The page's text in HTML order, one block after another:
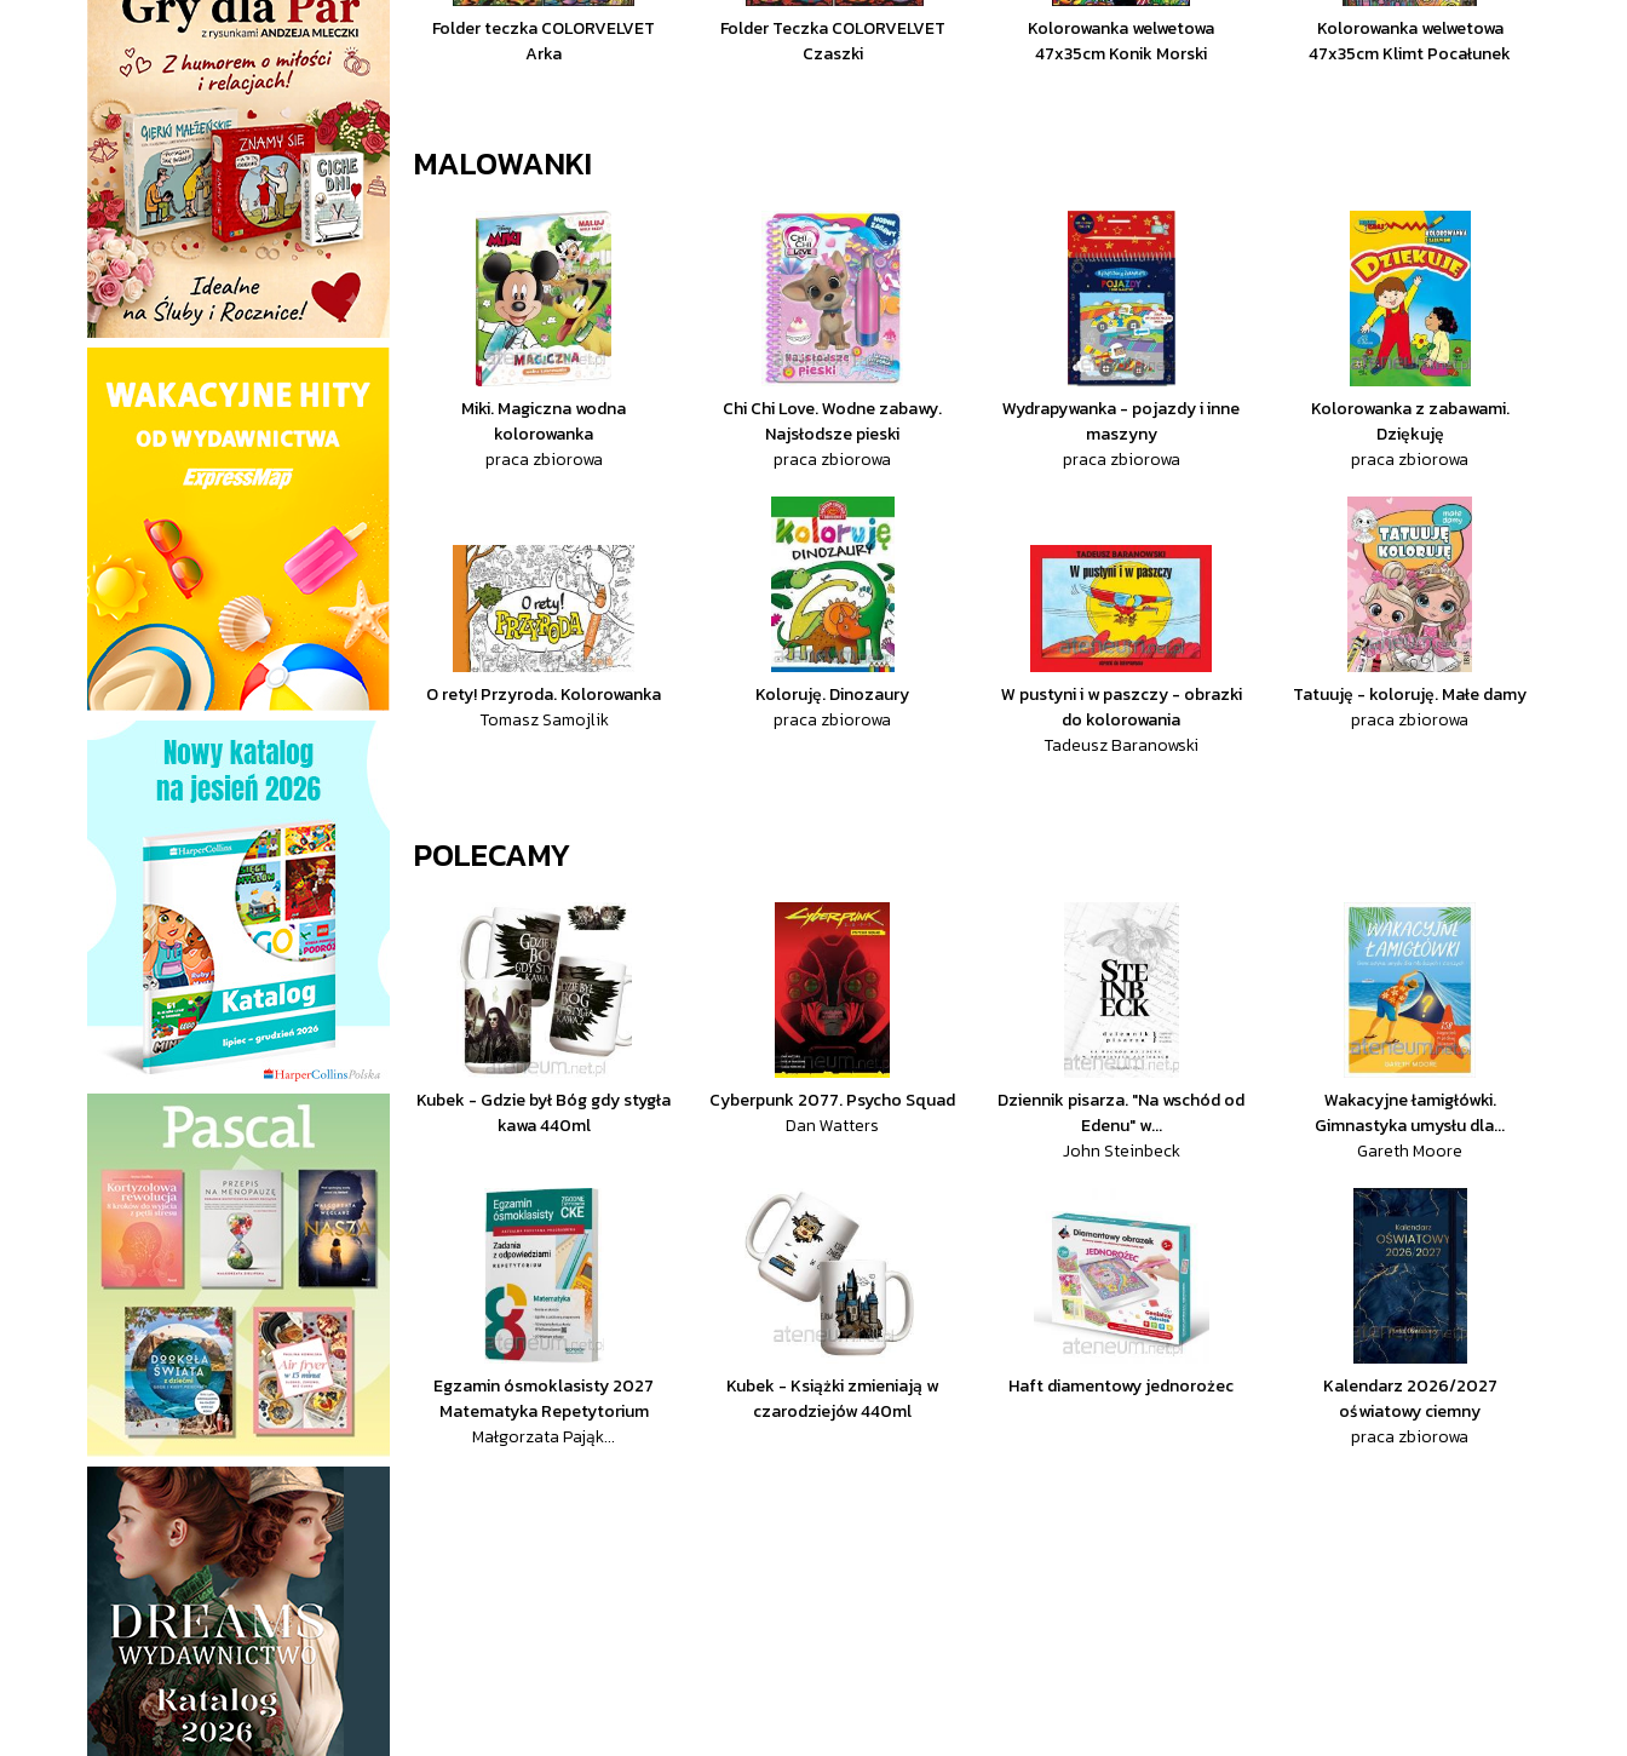
Folder teczka COLORVELVET
Arka
Folder Teczka COLORVELVET
Czaszki
Kolorowanka welwetowa
47x35cm Konik Morski
Kolorowanka welwetowa
47x35cm Klimt Pocałunek
MALOWANKI
Miki. Magiczna wodna
kolorowanka
praca zbiorowa
Chi Chi Love. Wodne zabawy.
Najsłodsze pieski
praca zbiorowa
Wydrapywanka - pojazdy i inne
maszyny
praca zbiorowa
Kolorowanka z zabawami.
Dziękuję
praca zbiorowa
O rety! Przyroda. Kolorowanka
Tomasz Samojlik
Koloruję. Dinozaury
praca zbiorowa
W pustyni i w paszczy - obrazki
do kolorowania
Tadeusz Baranowski
Tatuuję - koloruję. Małe damy
praca zbiorowa
POLECAMY
Kubek - Gdzie był Bóg gdy stygła
kawa 440ml
Cyberpunk 2077. Psycho Squad
Dan Watters
Dziennik pisarza. "Na wschód od
Edenu" w...
John Steinbeck
Wakacyjne łamigłówki.
Gimnastyka umysłu dla...
Gareth Moore
Egzamin ósmoklasisty 2027
Matematyka Repetytorium
Małgorzata Pająk...
Kubek - Książki zmieniają w
czarodziejów 440ml
Haft diamentowy jednorożec
Kalendarz 2026/2027
oświatowy ciemny
praca zbiorowa